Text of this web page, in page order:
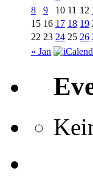
8
9 10 11 12
15 16 17 18 19
22 23 24 25 26
« Jan